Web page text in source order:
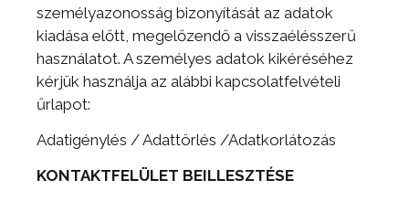
személyazonosság bizonyítását az adatok
kiadása előtt, megelőzendő a visszaélésszerű
használatot. A személyes adatok kikéréséhez
kérjük használja az alábbi kapcsolatfelvételi
űrlapot:
Adatigénylés / Adattörlés /Adatkorlátozás
KONTAKTFELÜLET BEILLESZTÉSE